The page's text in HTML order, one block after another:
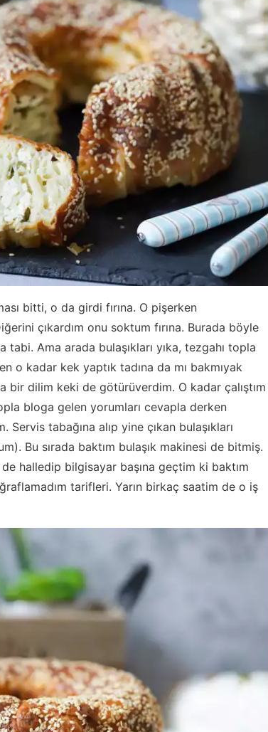
bitti, o da girdi fırına. O pişerken
çıkardım onu soktum fırına. Burada böyle
tabi. Ama arada bulaşıkları yıka, tezgahı topla
o kadar kek yaptık tadına da mı bakmıyak
bir dilim keki de götürüverdim. O kadar çalıştım
bloga gelen yorumları cevapla derken
tabağına alıp yine çıkan bulaşıkları
Bu sırada baktım bulaşık makinesi de bitmiş.
halledip bilgisayar başına geçtim ki baktım
tarifleri. Yarın birkaç saatim de o iş